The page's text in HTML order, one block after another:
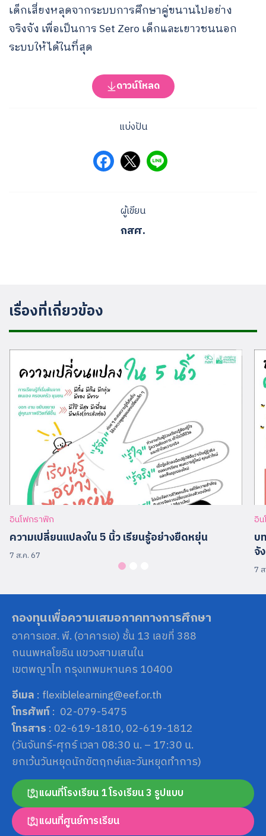
เด็กเสี่ยงหลุดจากระบบการศึกษาคู่ขนานไปอย่าง
จริงจัง เพื่อเป็นการ Set Zero เด็กและเยาวชนนอก
ระบบให้ได้ในที่สุด
ดาวน์โหลด
แบ่งปัน
ผู้เขียน
กสศ.
เรื่องที่เกี่ยวข้อง
อินโฟกราฟิก
ความเปลี่ยนแปลงใน 5 นิ้ว เรียนรู้อย่างยืดหยุ่น
7 ส.ค. 67
อิ
บ
จั
7
กองทุนเพื่อความเสมอภาคทางการศึกษา
อาคารเอส. พี. (อาคารเอ) ชั้น 13 เลขที่ 388
ถนนพหลโยธิน แขวงสามเสนใน
เขตพญาไท กรุงเทพมหานคร 10400
อีเมล : flexiblelearning@eef.or.th
โทรศัพท์: 02-079-5475
โทรสาร : 02-619-1810, 02-619-1812
(วันจันทร์-ศุกร์ เวลา 08:30 น. – 17:30 น.
ยกเว้นวันหยุดนักขัตฤกษ์และวันหยุดทำการ)
แผนที่โรงเรียน 1 โรงเรียน 3 รูปแบบ
แผนที่ศูนย์การเรียน